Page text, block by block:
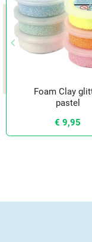
Vorige
keyboard_arrow_left
Foam Clay
pastel
€ 9,95